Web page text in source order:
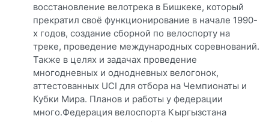
восстановление велотрека в Бишкеке, который
прекратил своё функционирование в начале 1990-
х годов, создание сборной по велоспорту на
треке, проведение международных соревнований.
Также в целях и задачах проведение
многодневных и однодневных велогонок,
аттестованных UCI для отбора на Чемпионаты и
Кубки Мира. Планов и работы у федерации
много.Федерация велоспорта Кыргызстана